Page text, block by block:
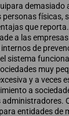
demasiado
físicas,
que
a las
de
sistema
muy
y a veces
a
entidades de